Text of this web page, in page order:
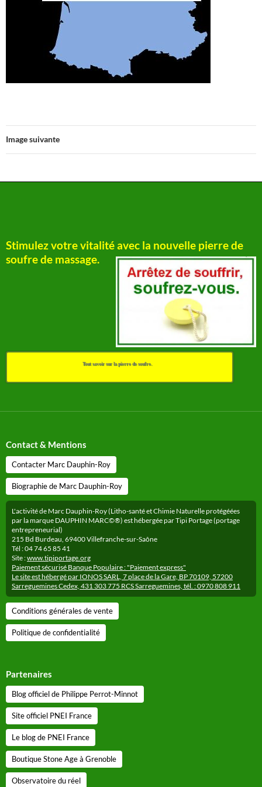
Image suivante
Stimulez votre vitalité avec la nouvelle pierre de
soufre de massage.
Tout savoir sur la pierre de soufre.
Contact & Mentions
Contacter Marc Dauphin-Roy
Biographie de Marc Dauphin-Roy
L'activité de Marc Dauphin-Roy (Litho-santé et Chimie Naturelle protégéées
par la marque DAUPHIN MARC©®) est hébergée par Tipi Portage (portage
entrepreneurial)
215 Bd Burdeau, 69400 Villefranche-sur-Saône
Tél : 04 74 65 85 41
Site :www.tipiportage.org
Paiement sécurisé Banque Populaire : "Paiement express"
Le site est hébergé par IONOS SARL, 7 place de la Gare, BP 70109, 57200
Sarreguemines Cedex, 431 303 775 RCS Sarreguemines, tél. : 0970 808 911
Conditions générales de vente
Politique de confidentialité
Partenaires
Blog officiel de Philippe Perrot-Minnot
Site officiel PNEI France
Le blog de PNEI France
Boutique Stone Age à Grenoble
Observatoire du réel